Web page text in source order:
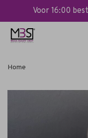
Voor 16:00
Home